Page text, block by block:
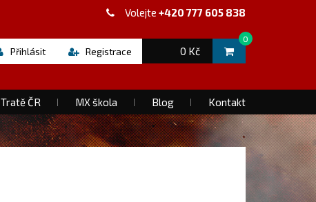
Volejte +420 777 605 838
0 Kč
0
Přihlásit Registrace
Tratě ČR MX škola Blog Kontakt